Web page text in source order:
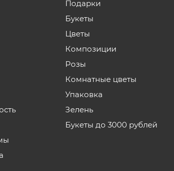
Подарки
Букеты
Цветы
Композиции
Розы
Комнатные цветы
Упаковка
Зелень
Букеты до 3000 рублей